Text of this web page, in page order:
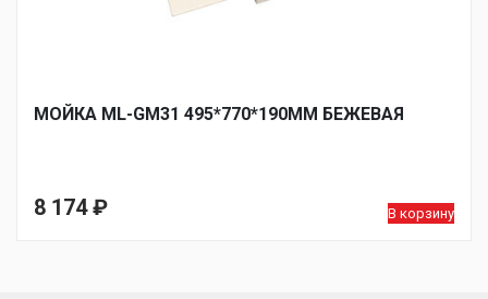
МОЙКА ML-GM31 495*770*190ММ БЕЖЕВАЯ
8 174₽ В корзину